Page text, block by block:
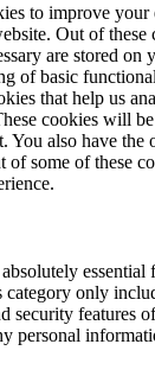
to improve
Out of these
are stored on
of basic
that help us
cookies will
You also have the
some of these
essential
only
security features
personal